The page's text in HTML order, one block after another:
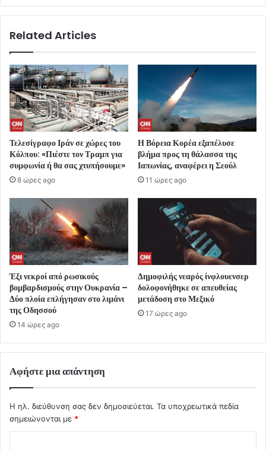
Related Articles
Τελεσίγραφο Ιράν σε χώρες του
Κόλπου: «Πιέστε τον Τραμπ για
συμφωνία ή θα σας χτυπήσουμε»
8 ώρες ago
Η Βόρεια Κορέα εξαπέλυσε
βλήμα προς τη θάλασσα της
Ιαπωνίας, αναφέρει η Σεούλ
11 ώρες ago
Έξι νεκροί από ρωσικούς
βομβαρδισμούς στην Ουκρανία –
Δύο πλοία επλήγησαν στο λιμάνι
της Οδησσού
14 ώρες ago
Δημοφιλής νεαρός ίνφλουενσερ
δολοφονήθηκε σε απευθείας
μετάδοση στο Μεξικό
17 ώρες ago
Αφήστε μια απάντηση
Η ηλ. διεύθυνση σας δεν δημοσιεύεται. Τα υποχρεωτικά πεδία
σημειώνονται με *